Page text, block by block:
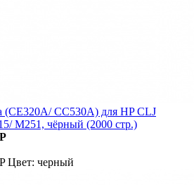
CC530A) для HP CLJ
M251, чёрный (2000 стр.)
Цвет: черный